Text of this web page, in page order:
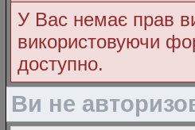
У Вас немає прав
використовуючи
доступно.
Ви не